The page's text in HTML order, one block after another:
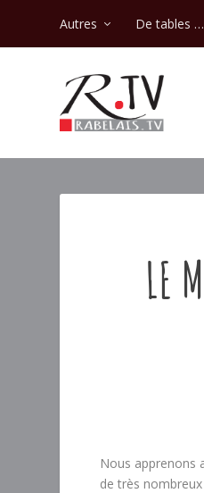
Autres De tables …
LE
Nous apprenons
de très